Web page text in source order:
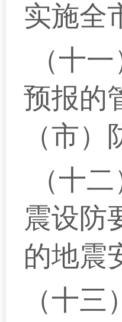
实施全
（十
预报的
（市
（十
震设防
的地震
（十